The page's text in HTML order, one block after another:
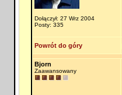
Dołączył: 27 Wrz 2004
Posty: 335
Powrót do góry
Bjorn
Zaawansowany